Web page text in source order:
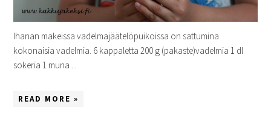
Ihanan makeissa vadelmajäätelöpuikoissa on sattumina
kokonaisia vadelmia. 6 kappaletta 200 g (pakaste)vadelmia 1 dl
sokeria 1 muna ...
READ MORE »